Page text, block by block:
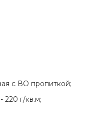
с ВО пропиткой;
220 г/кв.м;